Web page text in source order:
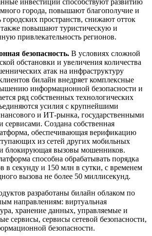
города, повышают благополучие и
городских пространств, снижают отток
также повышают туристическую и
привлекательность регионов.
безопасность. В условиях сложной
обстановки и увеличения количества
атак на инфраструктуру
билайн внедряет комплексные
информационной безопасности и
ряд собственных технологических
усилия с крупнейшими
и ИТ-рынка, государственными
Создана собственная
обеспечивающая верификацию
из сетей других мобильных
блокирующая вызовы мошенников.
способна обрабатывать порядка
в секунду и 150 млн в сутки, с временем
вызова не более 50 миллисекунд.
разработаны билайн облаком по
направлениям: виртуальная
хранение данных, управляемые и
сервисы, сервисы сетевой безопасности,
безопасности.